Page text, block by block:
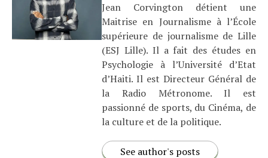
Jean Corvington détient une
Maitrise en Journalisme à l’École
supérieure de journalisme de Lille
(ESJ Lille). Il a fait des études en
Psychologie à l’Université d’Etat
d’Haiti. Il est Directeur Général de
la Radio Métronome. Il est
passionné de sports, du Cinéma, de
la culture et de la politique.
See author's posts